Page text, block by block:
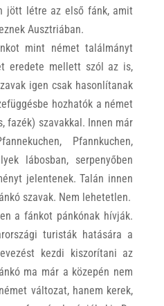
jött létre az első fánk, amit
Ausztriában.
mint német találmányt
eredete mellett szól az is,
igen csak hasonlítanak
hozhatók a német
fazék) szavakkal. Innen már
Pfannkuchen,
lábosban, serpenyőben
jelentenek. Talán innen
szavak. Nem lehetetlen.
a fánkot pánkónak hívják.
turisták hatására a
kezdi kiszorítani az
ma már a közepén nem
változat, hanem kerek,